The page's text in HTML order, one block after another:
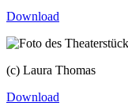
Download
(c) Laura Thomas
Download